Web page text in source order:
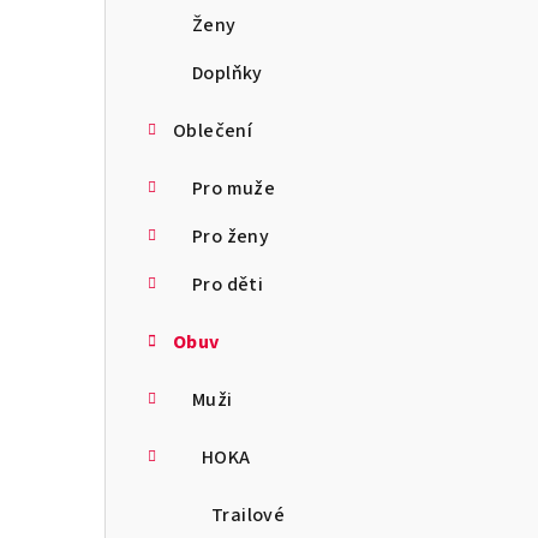
Ženy
Doplňky
Oblečení
Pro muže
Pro ženy
Pro děti
Obuv
Muži
HOKA
Trailové